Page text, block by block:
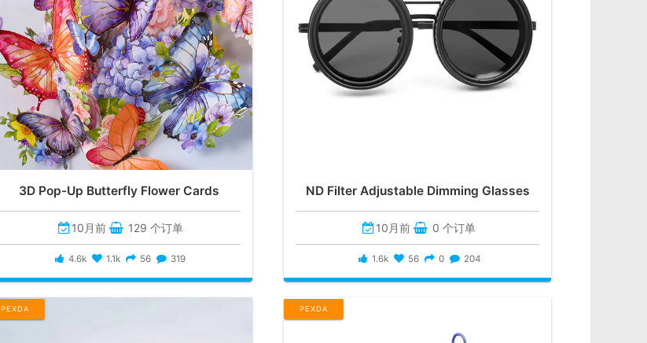
3D Pop-Up Butterfly Flower Cards
10月前 129 个订单
4.6k 1.1k 56 319
ND Filter Adjustable Dimming Glasses
10月前 0 个订单
1.6k 56 0 204
PEXDA PEXDA